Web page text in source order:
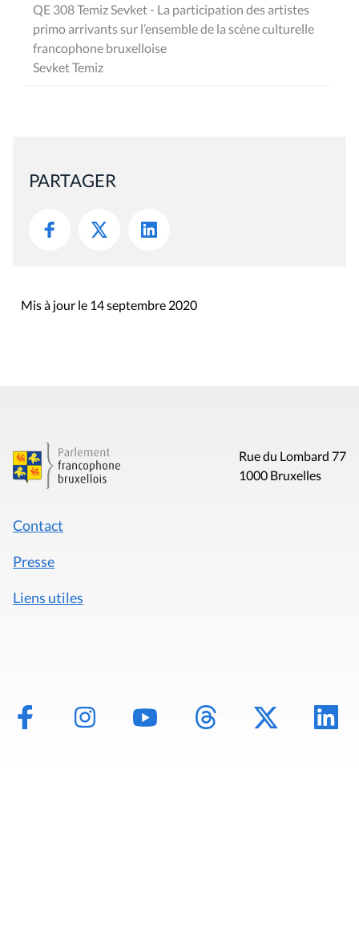
QE 308 Temiz Sevket - La participation des artistes
primo arrivants sur l’ensemble de la scène culturelle
francophone bruxelloise
Sevket Temiz
PARTAGER
Mis à jour le 14 septembre 2020
Rue du Lombard 77
1000 Bruxelles
Contact
Presse
Liens utiles